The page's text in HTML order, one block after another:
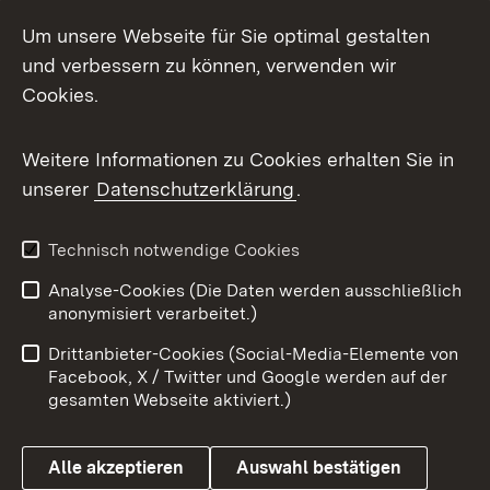
Facebook
X / Twitter
Youtube
Impressum
Kontakt
Barrierefreiheit
Datenschutz
Cookies
Um unsere Webseite für Sie optimal gestalten
und verbessern zu können, verwenden wir
Cookies.
Weitere Informationen zu Cookies erhalten Sie in
unserer Datenschutzerklärung.
Technisch notwendige Cookies
Analyse-Cookies (Die Daten werden ausschließlich
anonymisiert verarbeitet.)
Drittanbieter-Cookies (Social-Media-Elemente von
Facebook, X / Twitter und Google werden auf der
gesamten Webseite aktiviert.)
Alle akzeptieren Auswahl bestätigen